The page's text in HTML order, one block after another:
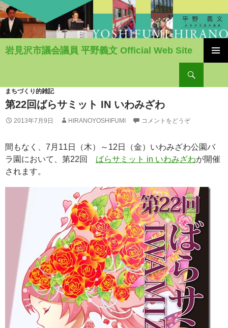
岩見沢市議会議員 平野義文 Official Web Site
ン
ツ
へ
移
まちづくり的雑記
第22回ばらサミット IN いわみざわ
2013年7月9日 HIRANOYOSHIFUMI コメントをどうぞ
間もなく、7月11日（木）～12日（金）いわみざわ公園バ
ラ園において、第22回 ばらサミット in いわみざわが開催
されます。